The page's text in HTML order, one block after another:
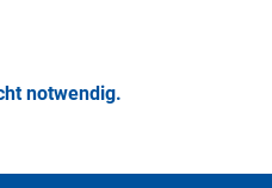
notwendig.